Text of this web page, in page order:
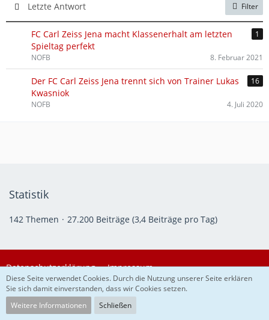
Letzte Antwort Filter
FC Carl Zeiss Jena macht Klassenerhalt am letzten
Spieltag perfekt
1
NOFB 8. Februar 2021
Der FC Carl Zeiss Jena trennt sich von Trainer Lukas
Kwasniok
16
NOFB 4. Juli 2020
Statistik
142 Themen 27.200 Beiträge (3,4 Beiträge pro Tag)
Datenschutzerklärung Impressum
Community-Software:
Diese Seite verwendet Cookies. Durch die Nutzung unserer Seite erklären
Sie sich damit einverstanden, dass wir Cookies setzen.
Weitere Informationen
Schließen